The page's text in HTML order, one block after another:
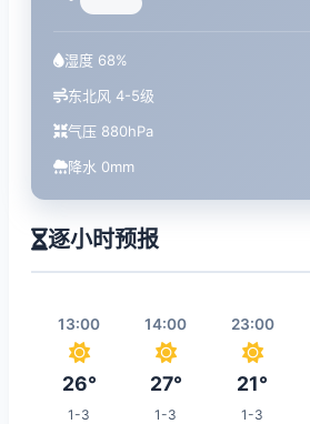
湿度 68%
东北风 4-5级
气压 880hPa
降水 0mm
逐小时预报
13:00
26°
1-3
14:00
27°
1-3
23:00
21°
1-3